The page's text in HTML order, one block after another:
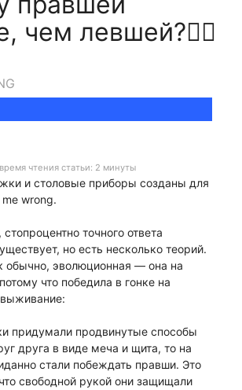
чем левшей?🙋‍♂
чтения статьи: 2 минуты
и столовые приборы созданы для
wrong.
точного ответа
но есть несколько теорий.
обычно, эволюционная — она на
что победила в гонке на
придумали продвинутые способы
друга в виде меча и щита, то на
стали побеждать правши. Это
свободной рукой они защищали